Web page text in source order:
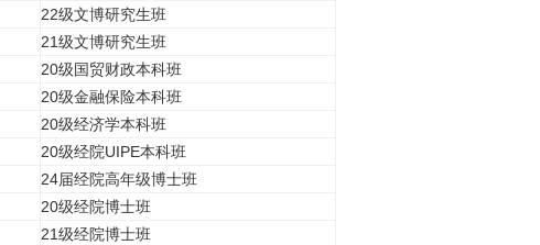
22级文博研究生班
21级文博研究生班
20级国贸财政本科班
20级金融保险本科班
20级经济学本科班
20级经院UIPE本科班
24届经院高年级博士班
20级经院博士班
21级经院博士班